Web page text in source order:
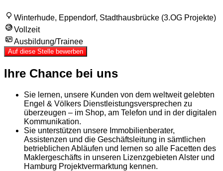
Winterhude, Eppendorf, Stadthausbrücke (3.OG Projekte)
Vollzeit
Ausbildung/Trainee
Auf diese Stelle bewerben
Ihre Chance bei uns
Sie lernen, unsere Kunden von dem weltweit gelebten
Engel & Völkers Dienstleistungsversprechen zu
überzeugen – im Shop, am Telefon und in der digitalen
Kommunikation.
Sie unterstützen unsere Immobilienberater,
Assistenzen und die Geschäftsleitung in sämtlichen
betrieblichen Abläufen und lernen so alle Facetten des
Maklergeschäfts in unseren Lizenzgebieten Alster und
Hamburg Projektvermarktung kennen.